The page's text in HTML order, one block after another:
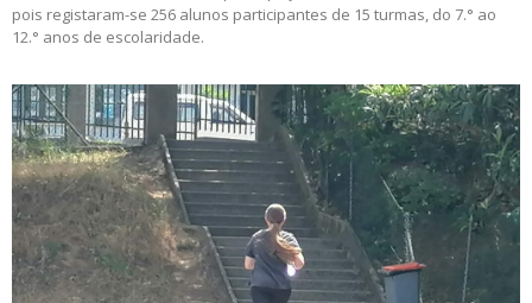
pois registaram-se 256 alunos participantes de 15 turmas, do 7.° ao
12.° anos de escolaridade.